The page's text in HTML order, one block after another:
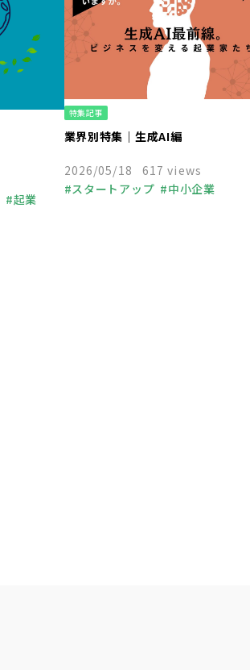
起業
特集記事
業界別特集｜生成AI編
2026/05/18
617 views
スタートアップ
中小企業